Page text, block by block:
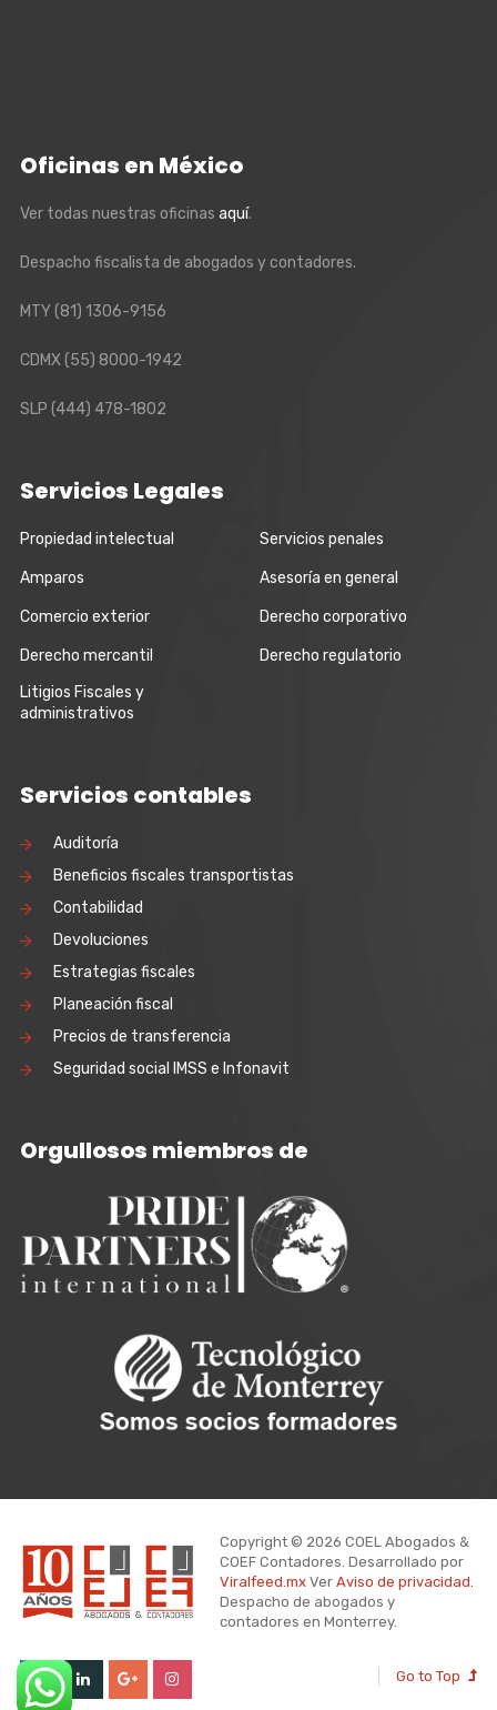
Oficinas en México
Ver todas nuestras oficinas aquí.
Despacho fiscalista de abogados y contadores.
MTY(81) 1306-9156
CDMX(55) 8000-1942
SLP (444) 478-1802
Servicios Legales
Propiedad intelectual Servicios penales
Amparos Asesoría en general
Comercio exterior Derecho corporativo
Derecho mercantil
Derecho regulatorio
Litigios Fiscales y
administrativos
Servicios contables
Auditoría
Beneficios fiscales transportistas
Contabilidad
Devoluciones
Estrategias fiscales
Planeación fiscal
Precios de transferencia
Seguridad social IMSS e Infonavit
Orgullosos miembros de
Copyright © 2026 COEL Abogados &
COEF Contadores. Desarrollado por
Viralfeed.mxVer Aviso de privacidad.
Despacho de abogados y
contadores en Monterrey.
Go to Top